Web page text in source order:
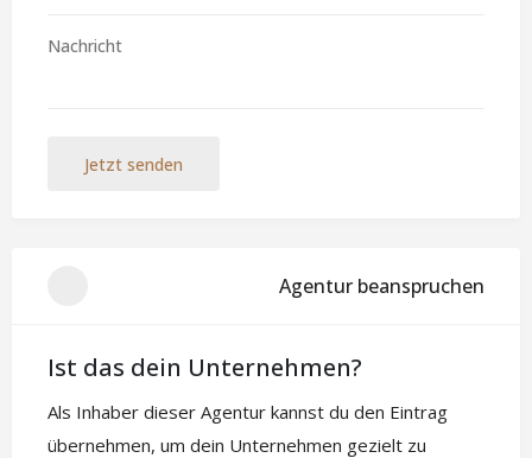
Jetzt senden
Agentur beanspruchen
Ist das dein Unternehmen?
Als Inhaber dieser Agentur kannst du den Eintrag
übernehmen, um dein Unternehmen gezielt zu